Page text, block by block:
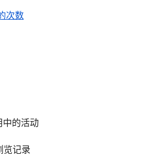
次数
中的活动
览记录